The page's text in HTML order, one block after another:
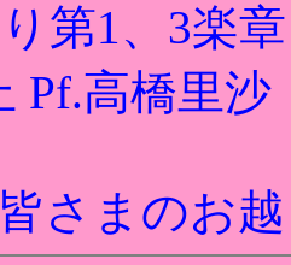
第1、3楽章
高橋里沙
さまのお